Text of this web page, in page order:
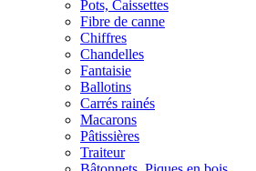
Pots, Caissettes
Fibre de canne
Chiffres
Chandelles
Fantaisie
Ballotins
Carrés rainés
Macarons
Pâtissières
Traiteur